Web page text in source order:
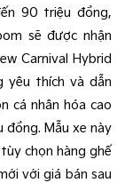
90 triệu đồng,
sẽ được nhận
Carnival Hybrid
yêu thích và dẫn
cá nhân hóa cao
đồng. Mẫu xe này
chọn hàng ghế
với giá bán sau